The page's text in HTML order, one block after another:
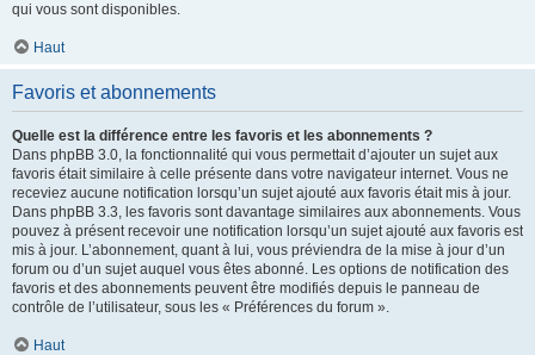
qui vous sont disponibles.
Haut
Favoris et abonnements
Quelle est la différence entre les favoris et les abonnements ?
Dans phpBB 3.0, la fonctionnalité qui vous permettait d’ajouter un sujet aux
favoris était similaire à celle présente dans votre navigateur internet. Vous ne
receviez aucune notification lorsqu’un sujet ajouté aux favoris était mis à jour.
Dans phpBB 3.3, les favoris sont davantage similaires aux abonnements. Vous
pouvez à présent recevoir une notification lorsqu’un sujet ajouté aux favoris est
mis à jour. L’abonnement, quant à lui, vous préviendra de la mise à jour d’un
forum ou d’un sujet auquel vous êtes abonné. Les options de notification des
favoris et des abonnements peuvent être modifiés depuis le panneau de
contrôle de l’utilisateur, sous les « Préférences du forum ».
Haut